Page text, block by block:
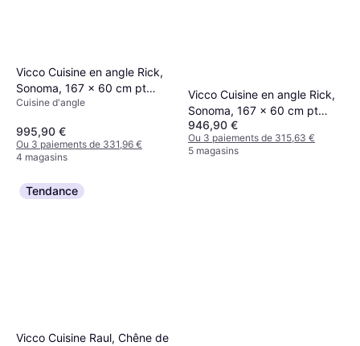
Vicco Cuisine en angle Rick,
Sonoma, 167 x 60 cm pt
Marbre
Cuisine d'angle
995,90 €
Ou 3 paiements de 331,96 €
4 magasins
Vicco Cuisine en angle Rick,
Sonoma, 167 x 60 cm pt
Marbre
946,90 €
Ou 3 paiements de 315,63 €
5 magasins
Tendance
Vicco Cuisine Raul, Chêne de